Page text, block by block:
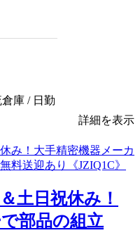
庫 / 日勤
詳細を表示
土日祝休み！
部品の組立